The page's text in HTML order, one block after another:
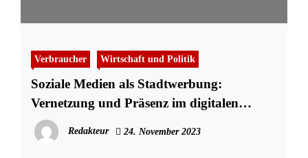
Verbraucher Wirtschaft und Politik
Soziale Medien als Stadtwerbung:
Vernetzung und Präsenz im digitalen
Zeitalter
Redakteur 24. November 2023